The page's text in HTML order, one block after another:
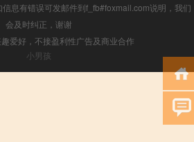
息有错误可发邮件到f_fb#foxmail.com说明，我们
会及时纠正，谢谢
爱好，不接盈利性广告及商业合作
小男孩